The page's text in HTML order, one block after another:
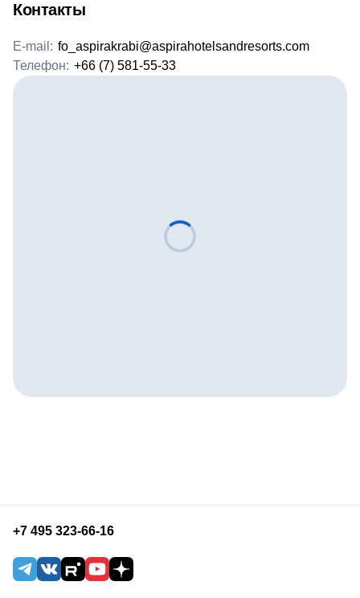
Контакты
E-mail: fo_aspirakrabi@aspirahotelsandresorts.com
Телефон: +66 (7) 581-55-33
+7 495 323-66-16